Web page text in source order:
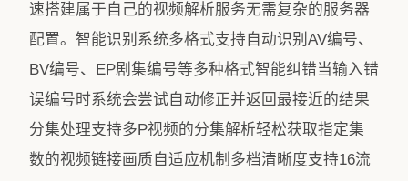
速搭建属于自己的视频解析服务无需复杂的服务器
配置。智能识别系统多格式支持自动识别AV编号、
BV编号、EP剧集编号等多种格式智能纠错当输入错
误编号时系统会尝试自动修正并返回最接近的结果
分集处理支持多P视频的分集解析轻松获取指定集
数的视频链接画质自适应机制多档清晰度支持16流